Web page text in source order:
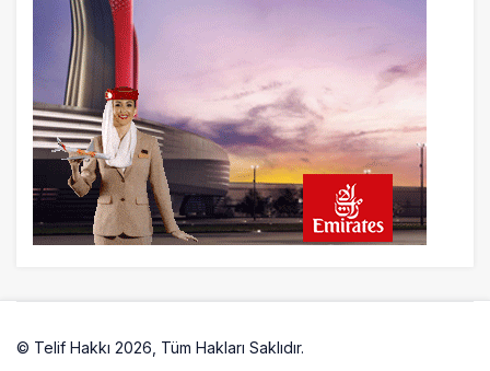
20 saat önce
Pilotlar, Teknisyenler, Kabin Ekipleri ve
Yer Hizmeti Çalışanları Gazeteci Olmaya
Çalışıyor!
22 saat önce
BookingAgora’dan Dubai’ye iki FAM Trip
© Telif Hakkı 2026, Tüm Hakları Saklıdır.